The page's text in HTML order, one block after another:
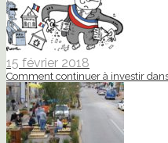
15 février 2018
Comment continuer à investir